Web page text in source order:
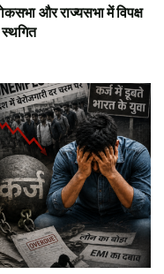
और राज्यसभा में विपक्ष
स्थगित